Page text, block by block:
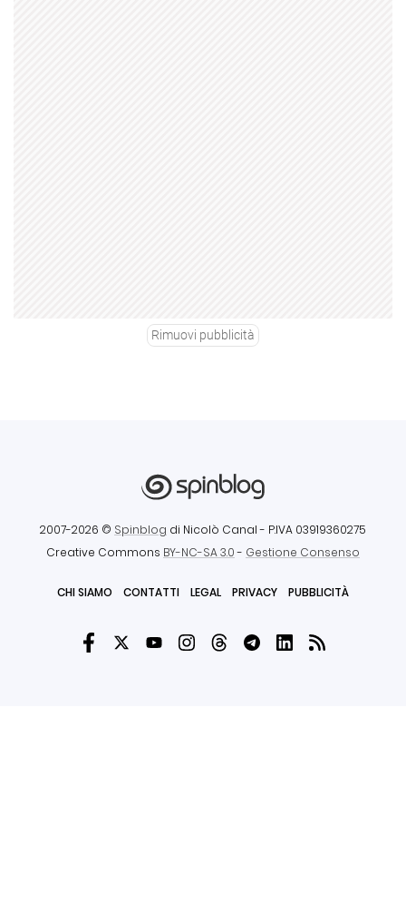
Rimuovi pubblicità
2007-2026 © Spinblog di Nicolò Canal - P.IVA 03919360275
Creative Commons BY-NC-SA 3.0- Gestione Consenso
CHI SIAMO CONTATTI LEGAL PRIVACY PUBBLICITÀ